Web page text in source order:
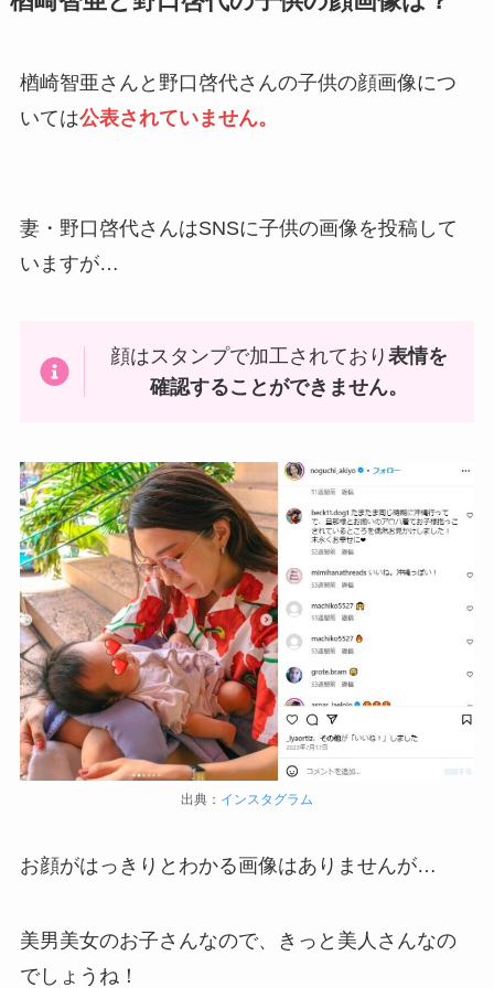
楢崎智亜さんと野口啓代さんの子供の顔画像につ
いては公表されていません。
妻・野口啓代さんはSNSに子供の画像を投稿して
いますが…
顔はスタンプで加工されており表情を
確認することができません。
出典： インスタグラム
お顔がはっきりとわかる画像はありませんが…
美男美女のお子さんなので、きっと美人さんなの
でしょうね！